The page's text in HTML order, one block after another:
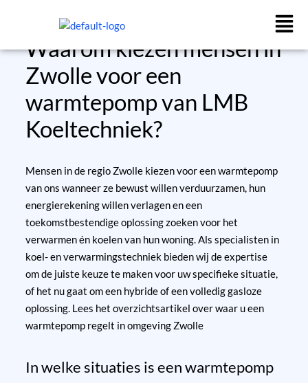
inhoudWaarom kiezen mensen in
Zwolle voor een
warmtepomp van LMB
Koeltechniek?
Mensen in de regio Zwolle kiezen voor een warmtepomp
van ons wanneer ze bewust willen verduurzamen, hun
energierekening willen verlagen en een
toekomstbestendige oplossing zoeken voor het
verwarmen én koelen van hun woning. Als specialisten in
koel- en verwarmingstechniek bieden wij de expertise
om de juiste keuze te maken voor uw specifieke situatie,
of het nu gaat om een hybride of een volledig gasloze
oplossing. Lees het overzichtsartikel over waar u een
warmtepomp regelt in omgeving Zwolle
In welke situaties is een warmtepomp